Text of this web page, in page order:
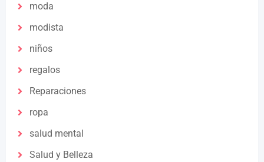
moda
modista
niños
regalos
Reparaciones
ropa
salud mental
Salud y Belleza